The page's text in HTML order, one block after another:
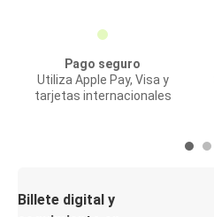
Pago seguro
Utiliza Apple Pay, Visa y
tarjetas internacionales
Billete digital y